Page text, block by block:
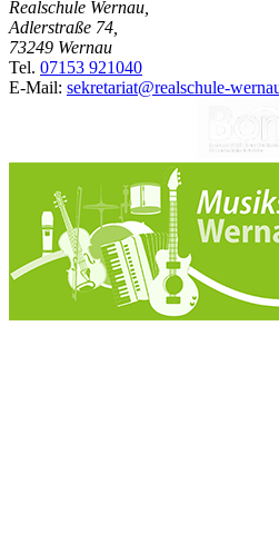
Realschule Wernau
Adlerstraße 74
73249 Wernau
Tel. 07153 921040
E-Mail: sekretariat@realschule-